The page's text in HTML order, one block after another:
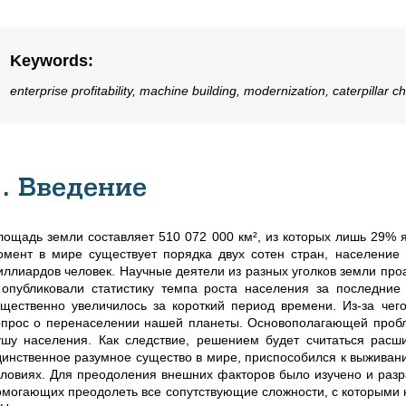
Keywords:
enterprise profitability, machine building, modernization, caterpillar
Введение
земли составляет510 072 000 км², из которых лишь 29%
в мире существует порядка двух сотен стран,
человек. Научные деятели из разных уголков земли
статистику темпа роста населения за
увеличилось за короткий период времени. Из-за
о перенаселении нашей планеты. Основополагающей
населения. Как следствие, решением будет считаться
разумное существо в мире, приспособился к
Для преодоления внешних факторов было изучено и
преодолеть все сопутствующие сложности, с